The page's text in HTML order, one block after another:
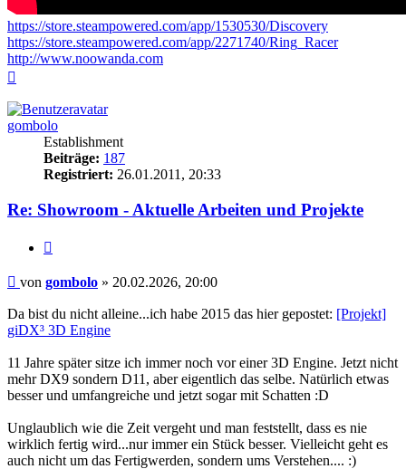
https://store.steampowered.com/app/1530530/Discovery
https://store.steampowered.com/app/2271740/Ring_Racer
http://www.noowanda.com
gombolo
Establishment
Beiträge: 187
Registriert: 26.01.2011, 20:33
Re: Showroom - Aktuelle Arbeiten und Projekte
Beitrag
von gombolo » 20.02.2026, 20:00
Da bist du nicht alleine...ich habe 2015 das hier gepostet: [Projekt]
giDX³ 3D Engine
11 Jahre später sitze ich immer noch vor einer 3D Engine. Jetzt nicht
mehr DX9 sondern D11, aber eigentlich das selbe. Natürlich etwas
besser und umfangreiche und jetzt sogar mit Schatten :D
Unglaublich wie die Zeit vergeht und man feststellt, dass es nie
wirklich fertig wird...nur immer ein Stück besser. Vielleicht geht es
auch nicht um das Fertigwerden, sondern ums Verstehen.... :)